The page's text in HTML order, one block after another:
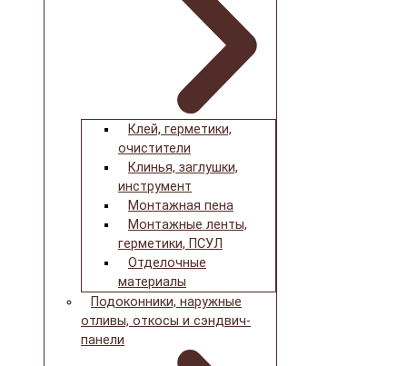
Клей, герметики,
очистители
Клинья, заглушки,
инструмент
Монтажная пена
Монтажные ленты,
герметики, ПСУЛ
Отделочные
материалы
Подоконники, наружные
отливы, откосы и сэндвич-
панели